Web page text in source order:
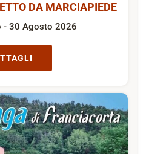
DA MARCIAPIEDE
- 30 Agosto 2026